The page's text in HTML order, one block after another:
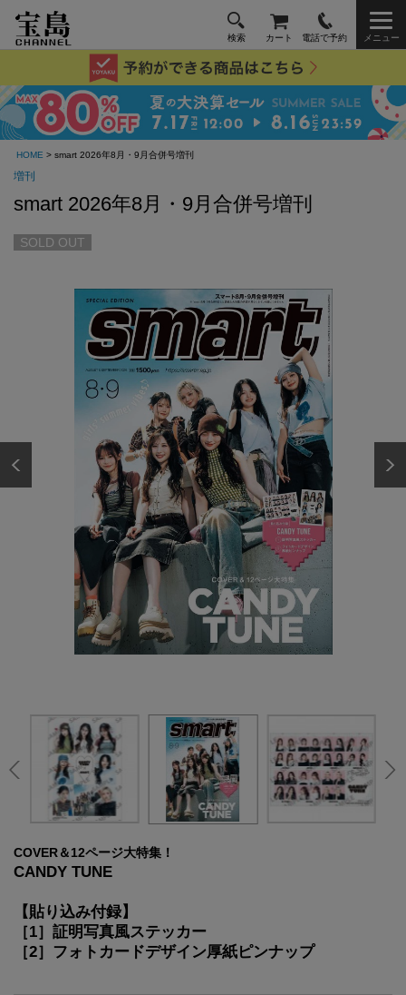
検索 カート 電話で予約 メニュー
HOME > smart 2026年8月・9月合併号増刊
増刊
smart 2026年8月・9月合併号増刊
SOLD OUT
COVER＆12ページ大特集！
CANDY TUNE
【貼り込み付録】
［1］証明写真風ステッカー
［2］フォトカードデザイン厚紙ピンナップ